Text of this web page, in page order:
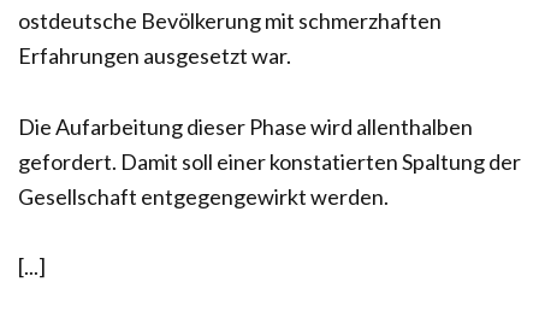
ostdeutsche Bevölkerung mit schmerzhaften
Erfahrungen ausgesetzt war.
Die Aufarbeitung dieser Phase wird allenthalben
gefordert. Damit soll einer konstatierten Spaltung der
Gesellschaft entgegengewirkt werden.
[...]